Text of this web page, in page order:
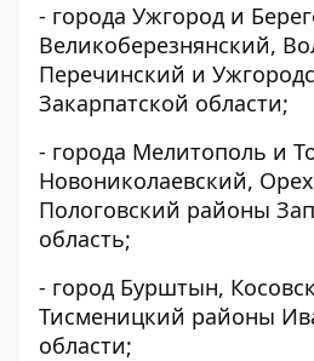
- города Ужгород и
Великоберезнянский,
Перечинский и
Закарпатской области;
- города Мелитополь и
Новониколаевский,
Пологовский районы
область;
- город Бурштын,
Тисменицкий районы
области;